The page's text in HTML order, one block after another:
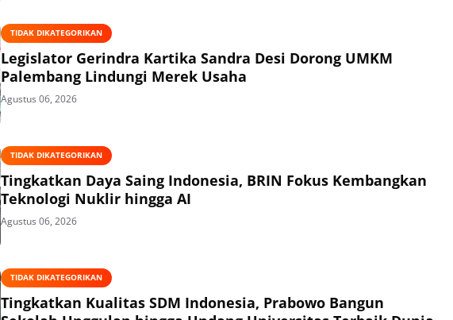
TIDAK DIKATEGORIKAN
Legislator Gerindra Kartika Sandra Desi Dorong UMKM
Palembang Lindungi Merek Usaha
Agustus 06, 2026
TIDAK DIKATEGORIKAN
Tingkatkan Daya Saing Indonesia, BRIN Fokus Kembangkan
Teknologi Nuklir hingga AI
Agustus 06, 2026
TIDAK DIKATEGORIKAN
Tingkatkan Kualitas SDM Indonesia, Prabowo Bangun